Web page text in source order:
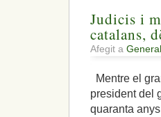
Judicis i
catalans,
Afegit a General
Mentre el
president del
quaranta